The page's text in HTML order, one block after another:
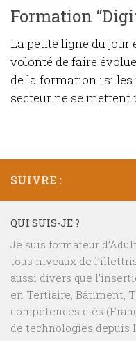
Formation
La petite ligne du jour
volonté de faire
de la formation : si
secteur ne se mettent
SUIVRE :
QUI SUIS-JE ?
Je suis formateur
tous niveaux de
aussi divers que
en Tertiaire, Bâtiment,
compétences clés
de technologies depuis